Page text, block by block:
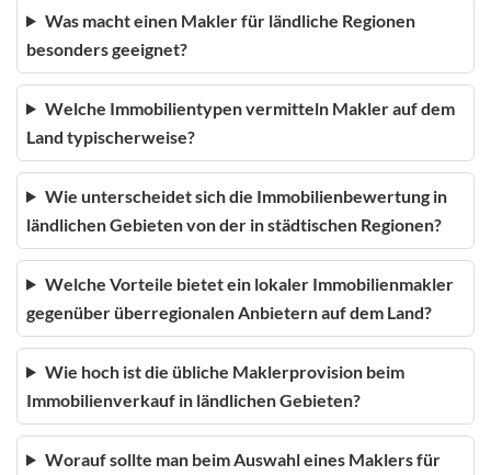
Was macht einen Makler für ländliche Regionen
besonders geeignet?
Welche Immobilientypen vermitteln Makler auf dem
Land typischerweise?
Wie unterscheidet sich die Immobilienbewertung in
ländlichen Gebieten von der in städtischen Regionen?
Welche Vorteile bietet ein lokaler Immobilienmakler
gegenüber überregionalen Anbietern auf dem Land?
Wie hoch ist die übliche Maklerprovision beim
Immobilienverkauf in ländlichen Gebieten?
Worauf sollte man beim Auswahl eines Maklers für